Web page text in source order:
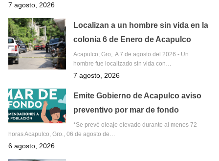
7 agosto, 2026
Localizan a un hombre sin vida en la
colonia 6 de Enero de Acapulco
Acapulco; Gro,. A 7 de agosto del 2026.- Un
hombre fue localizado sin vida con…
7 agosto, 2026
Emite Gobierno de Acapulco aviso
preventivo por mar de fondo
*Se prevé oleaje elevado durante al menos 72
horas Acapulco, Gro., 06 de agosto de…
6 agosto, 2026